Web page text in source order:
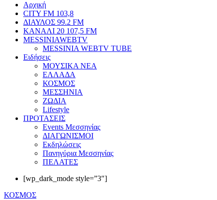
Αρχική
CITY FM 103,8
ΔΙΑΥΛΟΣ 99.2 FM
ΚΑΝΑΛΙ 20 107,5 FM
MESSINIAWEBTV
MESSINIA WEBTV TUBE
Eιδήσεις
ΜΟΥΣΙΚΑ ΝΕΑ
ΕΛΛΑΔΑ
ΚΟΣΜΟΣ
ΜΕΣΣΗΝΙΑ
ΖΩΔΙΑ
Lifestyle
ΠΡΟΤΑΣΕΙΣ
Events Μεσσηνίας
ΔΙΑΓΩΝΙΣΜΟΙ
Εκδηλώσεις
Πανηγύρια Μεσσηνίας
ΠΕΛΑΤΕΣ
[wp_dark_mode style=”3″]
ΚΟΣΜΟΣ